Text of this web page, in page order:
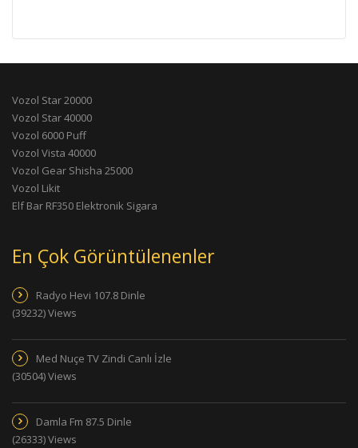
Vozol Star 20000
Vozol Star 40000
Vozol 6000 Puff
Vozol Vista 40000
Vozol Gear Shisha 25000
Vozol Likit
Elf Bar RF350 Elektronik Sigara
En Çok Görüntülenenler
Radyo Hevi 107.8 Dinle
(39232) Views
Med Nuçe TV Zindi Canlı İzle
(30504) Views
Damla Fm 87.5 Dinle
(26333) Views